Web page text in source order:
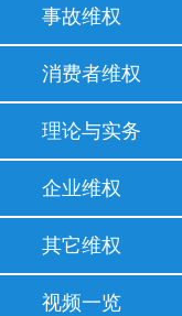
事故维权
消费者维权
理论与实务
企业维权
其它维权
视频一览